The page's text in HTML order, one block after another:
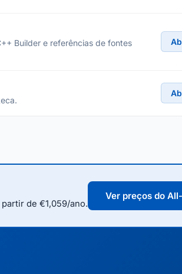
Builder e referências de fontes
de €1,059/ano.
Ver preços do